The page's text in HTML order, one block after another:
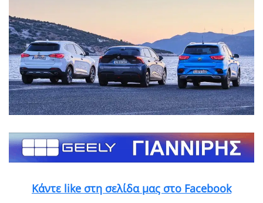
Κάντε like στη σελίδα μας στο Facebook